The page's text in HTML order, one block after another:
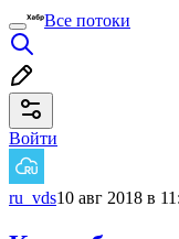
Все потоки
Войти
ru_vds10 авг 2018 в